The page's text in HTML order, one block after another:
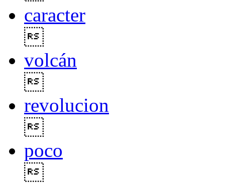
caracter
volcán
revolucion
poco